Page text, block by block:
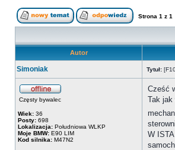
Strona 1 z 1
Autor
Simoniak Tytuł:
Częsty bywalec
Wiek: 36
Posty: 698
Lokalizacja: Południowa WLKP
Moje BMW: E90 LIM
Kod silnika: M47N2
Cześć
Tak jak
W